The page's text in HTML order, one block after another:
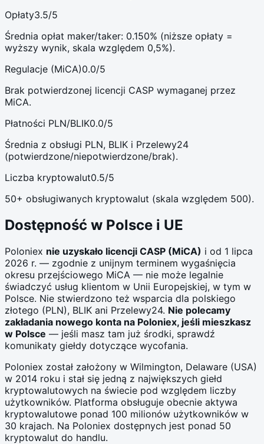
Opłaty3.5/5
Średnia opłat maker/taker: 0.150% (niższe opłaty =
wyższy wynik, skala względem 0,5%).
Regulacje (MiCA)0.0/5
Brak potwierdzonej licencji CASP wymaganej przez
MiCA.
Płatności PLN/BLIK0.0/5
Średnia z obsługi PLN, BLIK i Przelewy24
(potwierdzone/niepotwierdzone/brak).
Liczba kryptowalut0.5/5
50+ obsługiwanych kryptowalut (skala względem 500).
Dostępność w Polsce i UE
Poloniex nie uzyskało licencji CASP (MiCA) i od 1 lipca
2026 r. — zgodnie z unijnym terminem wygaśnięcia
okresu przejściowego MiCA — nie może legalnie
świadczyć usług klientom w Unii Europejskiej, w tym w
Polsce. Nie stwierdzono też wsparcia dla polskiego
złotego (PLN), BLIK ani Przelewy24. Nie polecamy
zakładania nowego konta na Poloniex, jeśli mieszkasz
w Polsce — jeśli masz tam już środki, sprawdź
komunikaty giełdy dotyczące wycofania.
Poloniex został założony w Wilmington, Delaware (USA)
w 2014 roku i stał się jedną z największych giełd
kryptowalutowych na świecie pod względem liczby
użytkowników. Platforma obsługuje obecnie aktywa
kryptowalutowe ponad 100 milionów użytkowników w
30 krajach. Na Poloniex dostępnych jest ponad 50
kryptowalut do handlu.